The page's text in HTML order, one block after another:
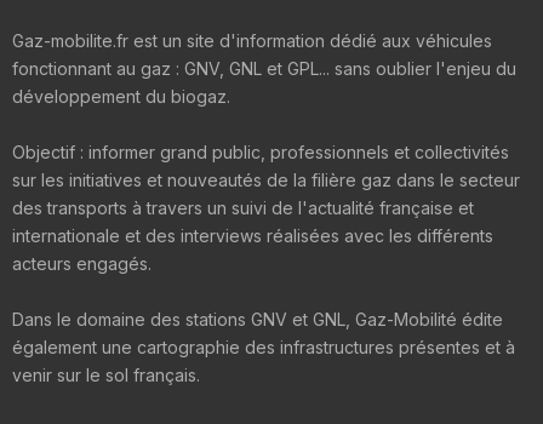
Gaz-mobilite.fr est un site d'information dédié aux véhicules
fonctionnant au gaz : GNV, GNL et GPL... sans oublier l'enjeu du
développement du biogaz.
Objectif : informer grand public, professionnels et collectivités
sur les initiatives et nouveautés de la filière gaz dans le secteur
des transports à travers un suivi de l'actualité française et
internationale et des interviews réalisées avec les différents
acteurs engagés.
Dans le domaine des stations GNV et GNL, Gaz-Mobilité édite
également une cartographie des infrastructures présentes et à
venir sur le sol français.